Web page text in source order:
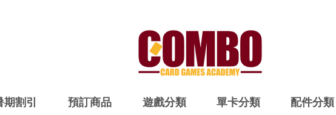
期割引 預訂商品 遊戲分類 單卡分類 配件分類